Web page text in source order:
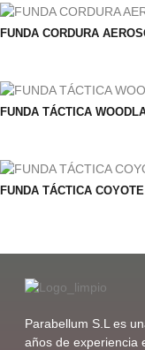
FUNDA CORDURA
FUNDA TÁCTICA
FUNDA TÁCTICA COYOTE
Parabellum S.L es
años de experiencia